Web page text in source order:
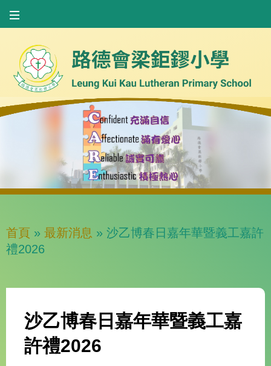
首頁 » 最新消息 » 沙乙博春日嘉年華暨義工嘉許
禮2026
沙乙博春日嘉年華暨義工嘉
許禮2026